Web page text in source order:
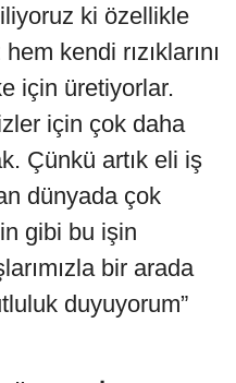
ki özellikle
kendi rızıklarını
için üretiyorlar.
için çok daha
Çünkü artık eli iş
dünyada çok
gibi bu işin
bir arada
duyuyorum”